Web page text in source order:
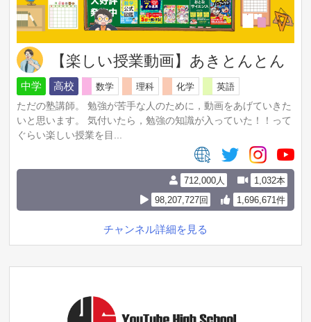
v=2mzJ1zzuaaw&list=PLPlZ_qYnZ6v8Q3AE0QcDHKVvpny
GqsgJ2
https://trilingual.jp/
✨自己紹介
日本語と英語と韓国語を話す、トリリンガルのトミです
👩🏻
韓国語の知識と勉強法がみにつく情報を発信中！
・韓国語講座修了者600人以上
・ハン検1級→一発合格・2次試験満点
・TOEIC 985点
・横浜総領事館オンラインパートナー
・ハングルの覚えかた図鑑 著者
・キム・ヒチョル팬
0:00 オープニング
2:53 何年勉強しても韓国語が伸びない理由第3位
7:38 何年勉強しても韓国語が伸びない理由第2位
【楽しい授業動画】あきとんとん
中学 高校 数学 理科 化学
英語
ただの塾講師。 勉強が苦手な人のために，動画をあげていきた
いと思います。 気付いたら，勉強の知識が入っていた！！って
ぐらい楽しい授業を目...
712,000人
1,032本
98,207,727回
1,696,671件
チャンネル詳細を見る